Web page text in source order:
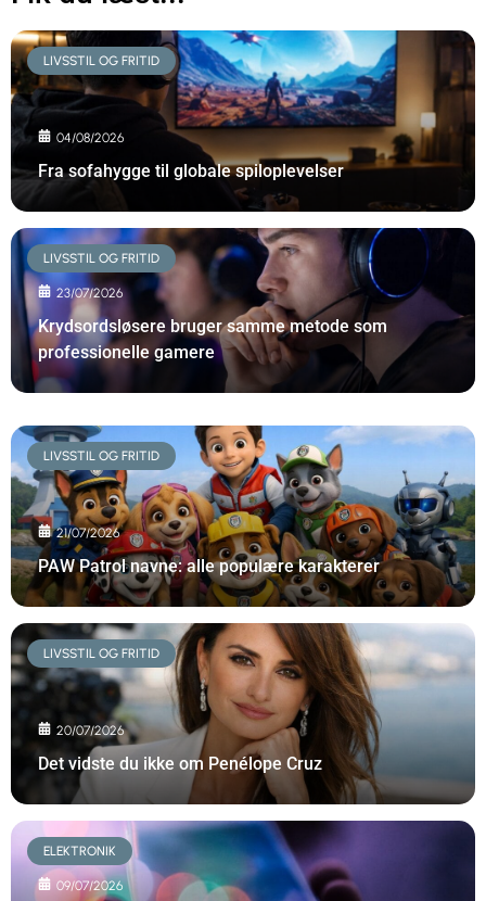
LIVSSTIL OG FRITID
04/08/2026
Fra sofahygge til globale spiloplevelser
LIVSSTIL OG FRITID
23/07/2026
Krydsordsløsere bruger samme metode som
professionelle gamere
LIVSSTIL OG FRITID
21/07/2026
PAW Patrol navne: alle populære karakterer
LIVSSTIL OG FRITID
20/07/2026
Det vidste du ikke om Penélope Cruz
ELEKTRONIK
09/07/2026